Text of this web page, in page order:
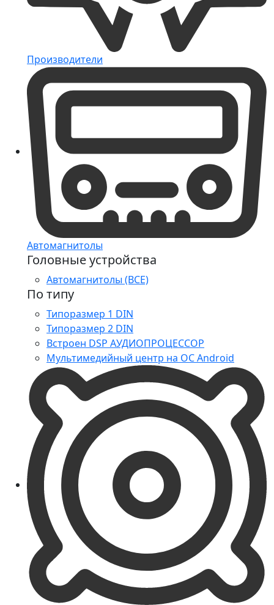
Производители
Автомагнитолы
Головные устройства
Автомагнитолы (ВСЕ)
По типу
Типоразмер 1 DIN
Типоразмер 2 DIN
Встроен DSP АУДИОПРОЦЕССОР
Мультимедийный центр на ОС Android